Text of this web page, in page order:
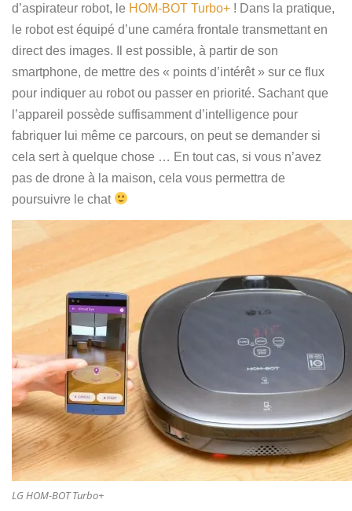
d’aspirateur robot, le HOM-BOT Turbo+ ! Dans la pratique,
le robot est équipé d’une caméra frontale transmettant en
direct des images. Il est possible, à partir de son
smartphone, de mettre des « points d’intérêt » sur ce flux
pour indiquer au robot ou passer en priorité. Sachant que
l’appareil possède suffisamment d’intelligence pour
fabriquer lui même ce parcours, on peut se demander si
cela sert à quelque chose … En tout cas, si vous n’avez
pas de drone à la maison, cela vous permettra de
poursuivre le chat
LG HOM-BOT Turbo+